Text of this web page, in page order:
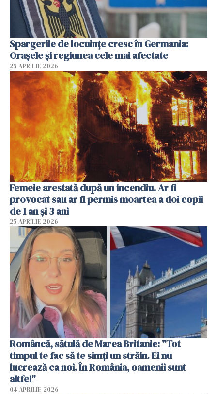
Spargerile de locuințe cresc în Germania:
Orașele și regiunea cele mai afectate
25 APRILIE 2026
Femeie arestată după un incendiu. Ar fi
provocat sau ar fi permis moartea a doi copii
de 1 an și 3 ani
25 APRILIE 2026
Româncă, sătulă de Marea Britanie: "Tot
timpul te fac să te simți un străin. Ei nu
lucrează ca noi. În România, oamenii sunt
altfel"
04 APRILIE 2026